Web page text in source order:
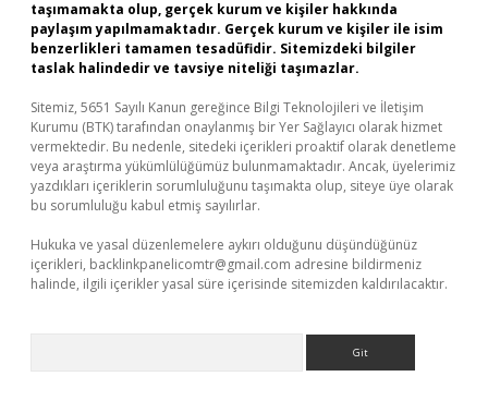
taşımamakta olup, gerçek kurum ve kişiler hakkında
paylaşım yapılmamaktadır. Gerçek kurum ve kişiler ile isim
benzerlikleri tamamen tesadüfidir. Sitemizdeki bilgiler
taslak halindedir ve tavsiye niteliği taşımazlar.
Sitemiz, 5651 Sayılı Kanun gereğince Bilgi Teknolojileri ve İletişim
Kurumu (BTK) tarafından onaylanmış bir Yer Sağlayıcı olarak hizmet
vermektedir. Bu nedenle, sitedeki içerikleri proaktif olarak denetleme
veya araştırma yükümlülüğümüz bulunmamaktadır. Ancak, üyelerimiz
yazdıkları içeriklerin sorumluluğunu taşımakta olup, siteye üye olarak
bu sorumluluğu kabul etmiş sayılırlar.
Hukuka ve yasal düzenlemelere aykırı olduğunu düşündüğünüz
içerikleri, backlinkpanelicomtr@gmail.com adresine bildirmeniz
halinde, ilgili içerikler yasal süre içerisinde sitemizden kaldırılacaktır.